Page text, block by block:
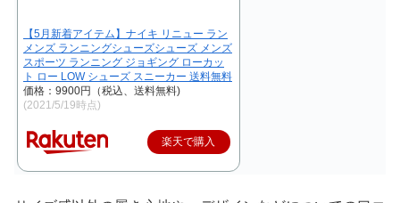
【5月新着アイテム】ナイキ リニュー ラン
メンズ ランニングシューズシューズ メンズ
スポーツ ランニング ジョギング ローカッ
ト ロー LOW シューズ スニーカー 送料無料
価格：9900円（税込、送料無料)
(2021/5/19時点)
楽天で購入